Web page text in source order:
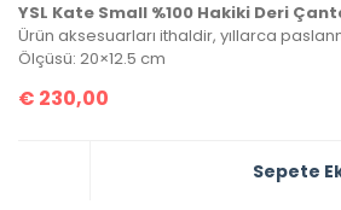
YSL Kate Small %100 Hakiki Deri
Ölçüsü: 20×12.5 cm
€ 230,00
Sepete